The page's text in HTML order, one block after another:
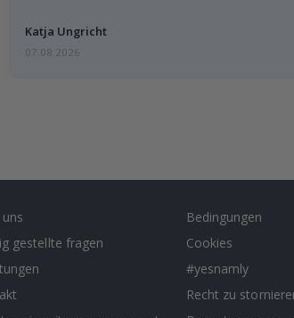
Katja Ungricht
07.08.2026
gestellte fragen
Bedingungen
Cookies
#yesnamly
Recht zu